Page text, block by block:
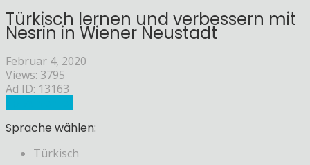
Türkisch lernen und verbessern mit
Nesrin in Wiener Neustadt
Februar 4, 2020
Views: 3795
Ad ID: 13163
Sprache wählen:
Türkisch